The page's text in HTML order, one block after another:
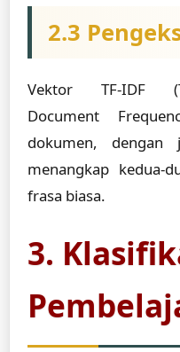
2.3
Vektor TF-IDF
Document
dokumen,
menangkap kedua-
frasa biasa.
3.